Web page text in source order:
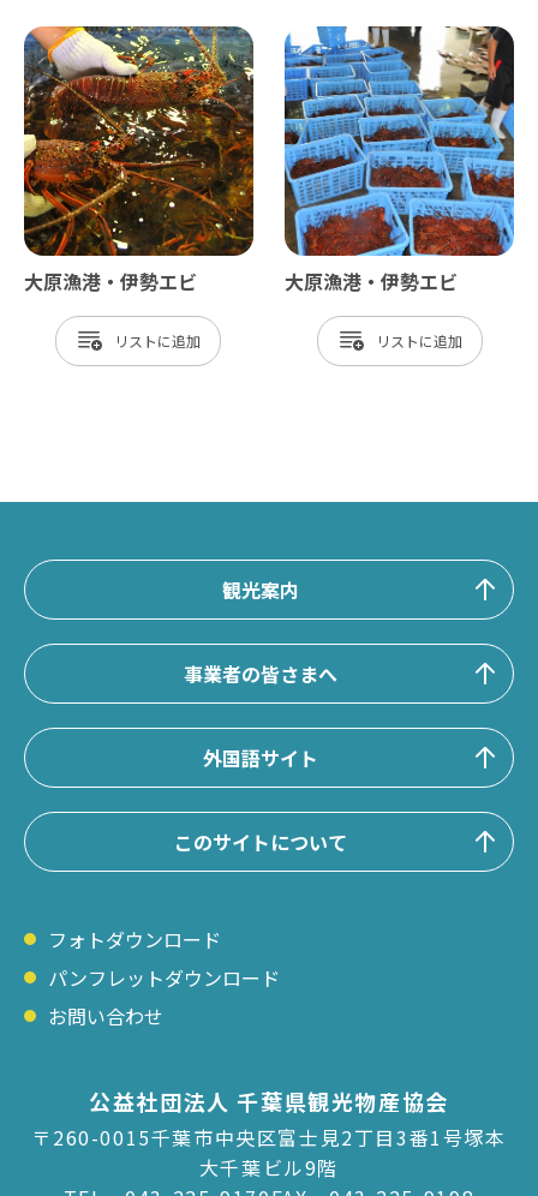
大原漁港・伊勢エビ
リスト
大原漁港・伊勢エビ
リスト
観光案内
事業者の皆さまへ
外国語サイト
このサイトについて
フォトダウンロード
パンフレットダウンロード
お問い合わせ
公益社団法人 千葉県観光物産協会
〒260-0015千葉市中央区富士見2丁目3番1号塚本
大千葉ビル9階